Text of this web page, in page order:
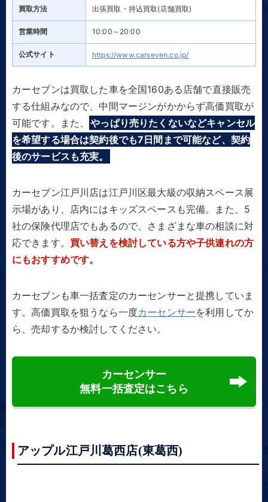
買取方法 出張買取・持込買取(店舗買取)
営業時間 10:00～20:00
公式サイト https://www.carseven.co.jp/
カーセブンは買取した車を全国160ある店舗で直接販売
する仕組みなので、中間マージンがかからず高価買取が
可能です。また、 やっぱり売りたくないなどキャンセル
を希望する場合は契約後でも7日間まで可能など、契約
後のサービスも充実。
カーセブン江戸川店は江戸川区最大級の収納スペース展
示場があり、店内にはキッズスペースも完備。また、5
社の保険代理店でもあるので、さまざまな車の相談に対
応できます。 買い替えを検討している方や子供連れの方
にもおすすめです。
カーセブンも車一括査定のカーセンサーと提携していま
す。高価買取を狙うなら一度カーセンサーを利用してか
ら、売却するか検討してください。
カーセンサー
無料一括査定はこちら
アップル江戸川葛西店(東葛西)